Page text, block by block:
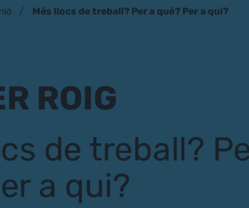
Més llocs de treball? Per a què? Per a qui?
ROIG
de treball?
a qui?